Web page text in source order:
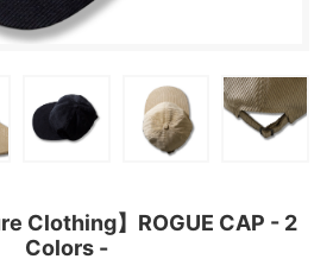
Clothing】ROGUE CAP - 2
Colors -